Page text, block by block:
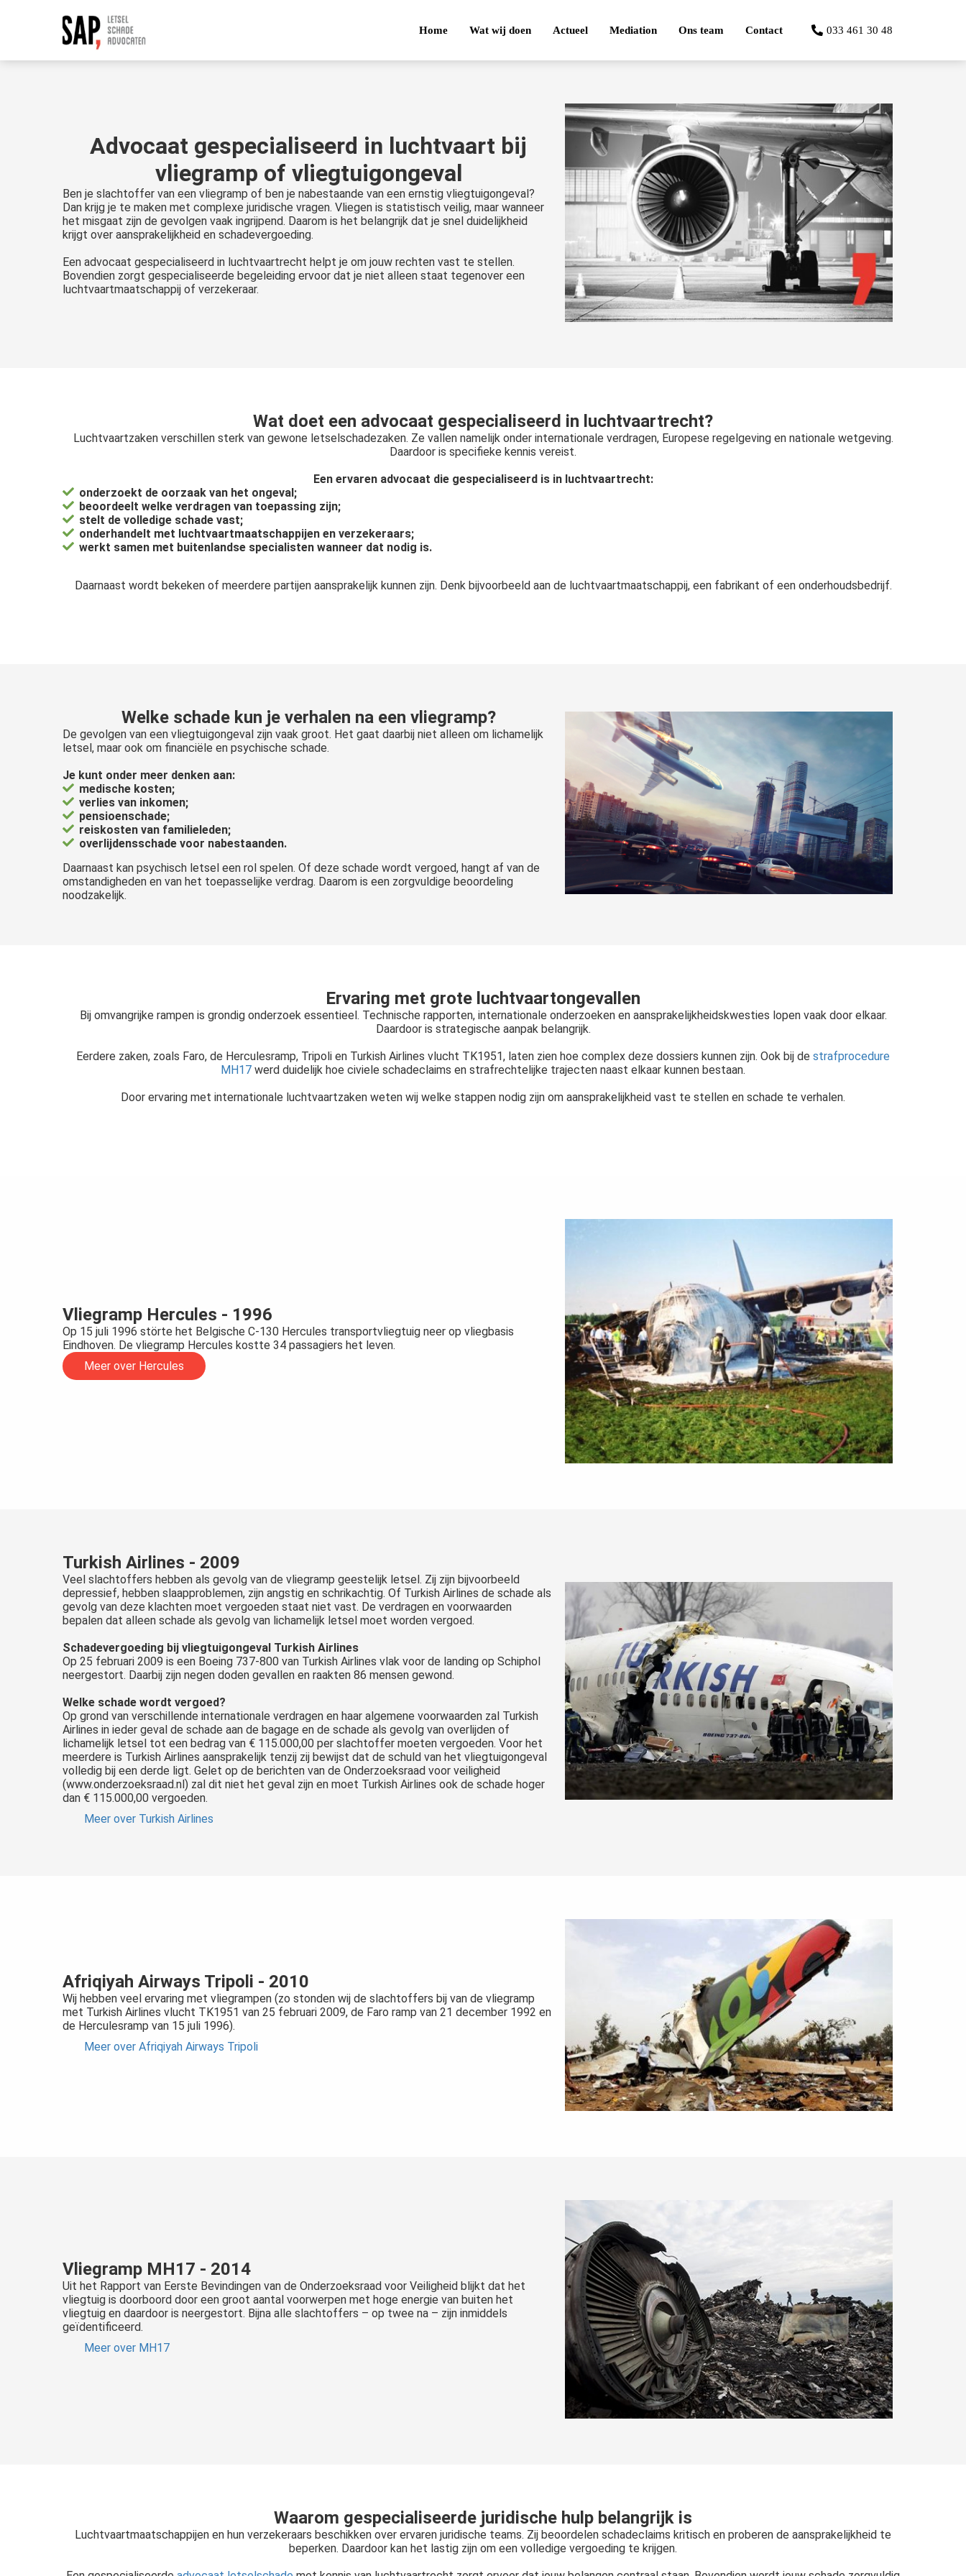
Home Wat wij doen Actueel Mediation Ons team Contact 033 461 30 48
Advocaat gespecialiseerd in luchtvaart bij
vliegramp of vliegtuigongeval
Ben je slachtoffer van een vliegramp of ben je nabestaande van een ernstig vliegtuigongeval?
Dan krijg je te maken met complexe juridische vragen. Vliegen is statistisch veilig, maar wanneer
het misgaat zijn de gevolgen vaak ingrijpend. Daarom is het belangrijk dat je snel duidelijkheid
krijgt over aansprakelijkheid en schadevergoeding.
Een advocaat gespecialiseerd in luchtvaartrecht helpt je om jouw rechten vast te stellen.
Bovendien zorgt gespecialiseerde begeleiding ervoor dat je niet alleen staat tegenover een
luchtvaartmaatschappij of verzekeraar.
Wat doet een advocaat gespecialiseerd in luchtvaartrecht?
Luchtvaartzaken verschillen sterk van gewone letselschadezaken. Ze vallen namelijk onder internationale verdragen, Europese regelgeving en nationale wetgeving.
Daardoor is specifieke kennis vereist.
Een ervaren advocaat die gespecialiseerd is in luchtvaartrecht:
onderzoekt de oorzaak van het ongeval;
beoordeelt welke verdragen van toepassing zijn;
stelt de volledige schade vast;
onderhandelt met luchtvaartmaatschappijen en verzekeraars;
werkt samen met buitenlandse specialisten wanneer dat nodig is.
Daarnaast wordt bekeken of meerdere partijen aansprakelijk kunnen zijn. Denk bijvoorbeeld aan de luchtvaartmaatschappij, een fabrikant of een onderhoudsbedrijf.
Welke schade kun je verhalen na een vliegramp?
De gevolgen van een vliegtuigongeval zijn vaak groot. Het gaat daarbij niet alleen om lichamelijk
letsel, maar ook om financiële en psychische schade.
Je kunt onder meer denken aan:
medische kosten;
verlies van inkomen;
pensioenschade;
reiskosten van familieleden;
overlijdensschade voor nabestaanden.
Daarnaast kan psychisch letsel een rol spelen. Of deze schade wordt vergoed, hangt af van de
omstandigheden en van het toepasselijke verdrag. Daarom is een zorgvuldige beoordeling
noodzakelijk.
Ervaring met grote luchtvaartongevallen
Bij omvangrijke rampen is grondig onderzoek essentieel. Technische rapporten, internationale onderzoeken en aansprakelijkheidskwesties lopen vaak door elkaar.
Daardoor is strategische aanpak belangrijk.
Eerdere zaken, zoals Faro, de Herculesramp, Tripoli en Turkish Airlines vlucht TK1951, laten zien hoe complex deze dossiers kunnen zijn. Ook bij de strafprocedure
MH17 werd duidelijk hoe civiele schadeclaims en strafrechtelijke trajecten naast elkaar kunnen bestaan.
Door ervaring met internationale luchtvaartzaken weten wij welke stappen nodig zijn om aansprakelijkheid vast te stellen en schade te verhalen.
Vliegramp Hercules - 1996
Op 15 juli 1996 störte het Belgische C-130 Hercules transportvliegtuig neer op vliegbasis
Eindhoven. De vliegramp Hercules kostte 34 passagiers het leven.
Meer over Hercules
Turkish Airlines - 2009
Veel slachtoffers hebben als gevolg van de vliegramp geestelijk letsel. Zij zijn bijvoorbeeld
depressief, hebben slaapproblemen, zijn angstig en schrikachtig. Of Turkish Airlines de schade als
gevolg van deze klachten moet vergoeden staat niet vast. De verdragen en voorwaarden
bepalen dat alleen schade als gevolg van lichamelijk letsel moet worden vergoed.
Schadevergoeding bij vliegtuigongeval Turkish Airlines
Op 25 februari 2009 is een Boeing 737-800 van Turkish Airlines vlak voor de landing op Schiphol
neergestort. Daarbij zijn negen doden gevallen en raakten 86 mensen gewond.
Welke schade wordt vergoed?
Op grond van verschillende internationale verdragen en haar algemene voorwaarden zal Turkish
Airlines in ieder geval de schade aan de bagage en de schade als gevolg van overlijden of
lichamelijk letsel tot een bedrag van € 115.000,00 per slachtoffer moeten vergoeden. Voor het
meerdere is Turkish Airlines aansprakelijk tenzij zij bewijst dat de schuld van het vliegtuigongeval
volledig bij een derde ligt. Gelet op de berichten van de Onderzoeksraad voor veiligheid
(www.onderzoeksraad.nl) zal dit niet het geval zijn en moet Turkish Airlines ook de schade hoger
dan € 115.000,00 vergoeden.
Meer over Turkish Airlines
Afriqiyah Airways Tripoli - 2010
Wij hebben veel ervaring met vliegrampen (zo stonden wij de slachtoffers bij van de vliegramp
met Turkish Airlines vlucht TK1951 van 25 februari 2009, de Faro ramp van 21 december 1992 en
de Herculesramp van 15 juli 1996).
Meer over Afriqiyah Airways Tripoli
Vliegramp MH17 - 2014
Uit het Rapport van Eerste Bevindingen van de Onderzoeksraad voor Veiligheid blijkt dat het
vliegtuig is doorboord door een groot aantal voorwerpen met hoge energie van buiten het
vliegtuig en daardoor is neergestort. Bijna alle slachtoffers – op twee na – zijn inmiddels
geïdentificeerd.
Meer over MH17
Waarom gespecialiseerde juridische hulp belangrijk is
Luchtvaartmaatschappijen en hun verzekeraars beschikken over ervaren juridische teams. Zij beoordelen schadeclaims kritisch en proberen de aansprakelijkheid te
beperken. Daardoor kan het lastig zijn om een volledige vergoeding te krijgen.